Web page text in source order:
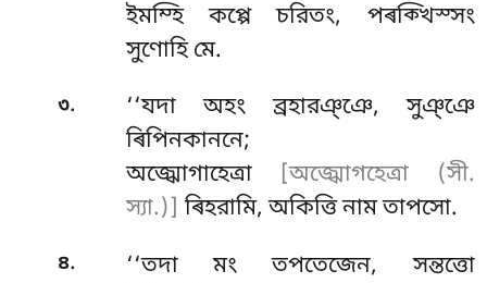
ইমম্হি কপ্পে চরিতং, পৰক্খিস্সং
সুণোহি মে.
৩.
‘‘যদা অহং ব্রহারঞ্ঞে, সুঞ্ঞে
ৰিপিনকাননে;
অজ্ঝোগাহেত্ৰা
[অজ্ঝোগহেত্ৰা (সী.
স্যা.)] ৰিহরামি, অকিত্তি নাম তাপসো.
৪. ‘‘তদামং তপতেজেন, সন্তত্তো